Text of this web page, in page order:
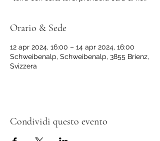
Orario & Sede
12 apr 2024, 16:00 – 14 apr 2024, 16:00
Schweibenalp, Schweibenalp, 3855 Brienz,
Svizzera
Condividi questo evento